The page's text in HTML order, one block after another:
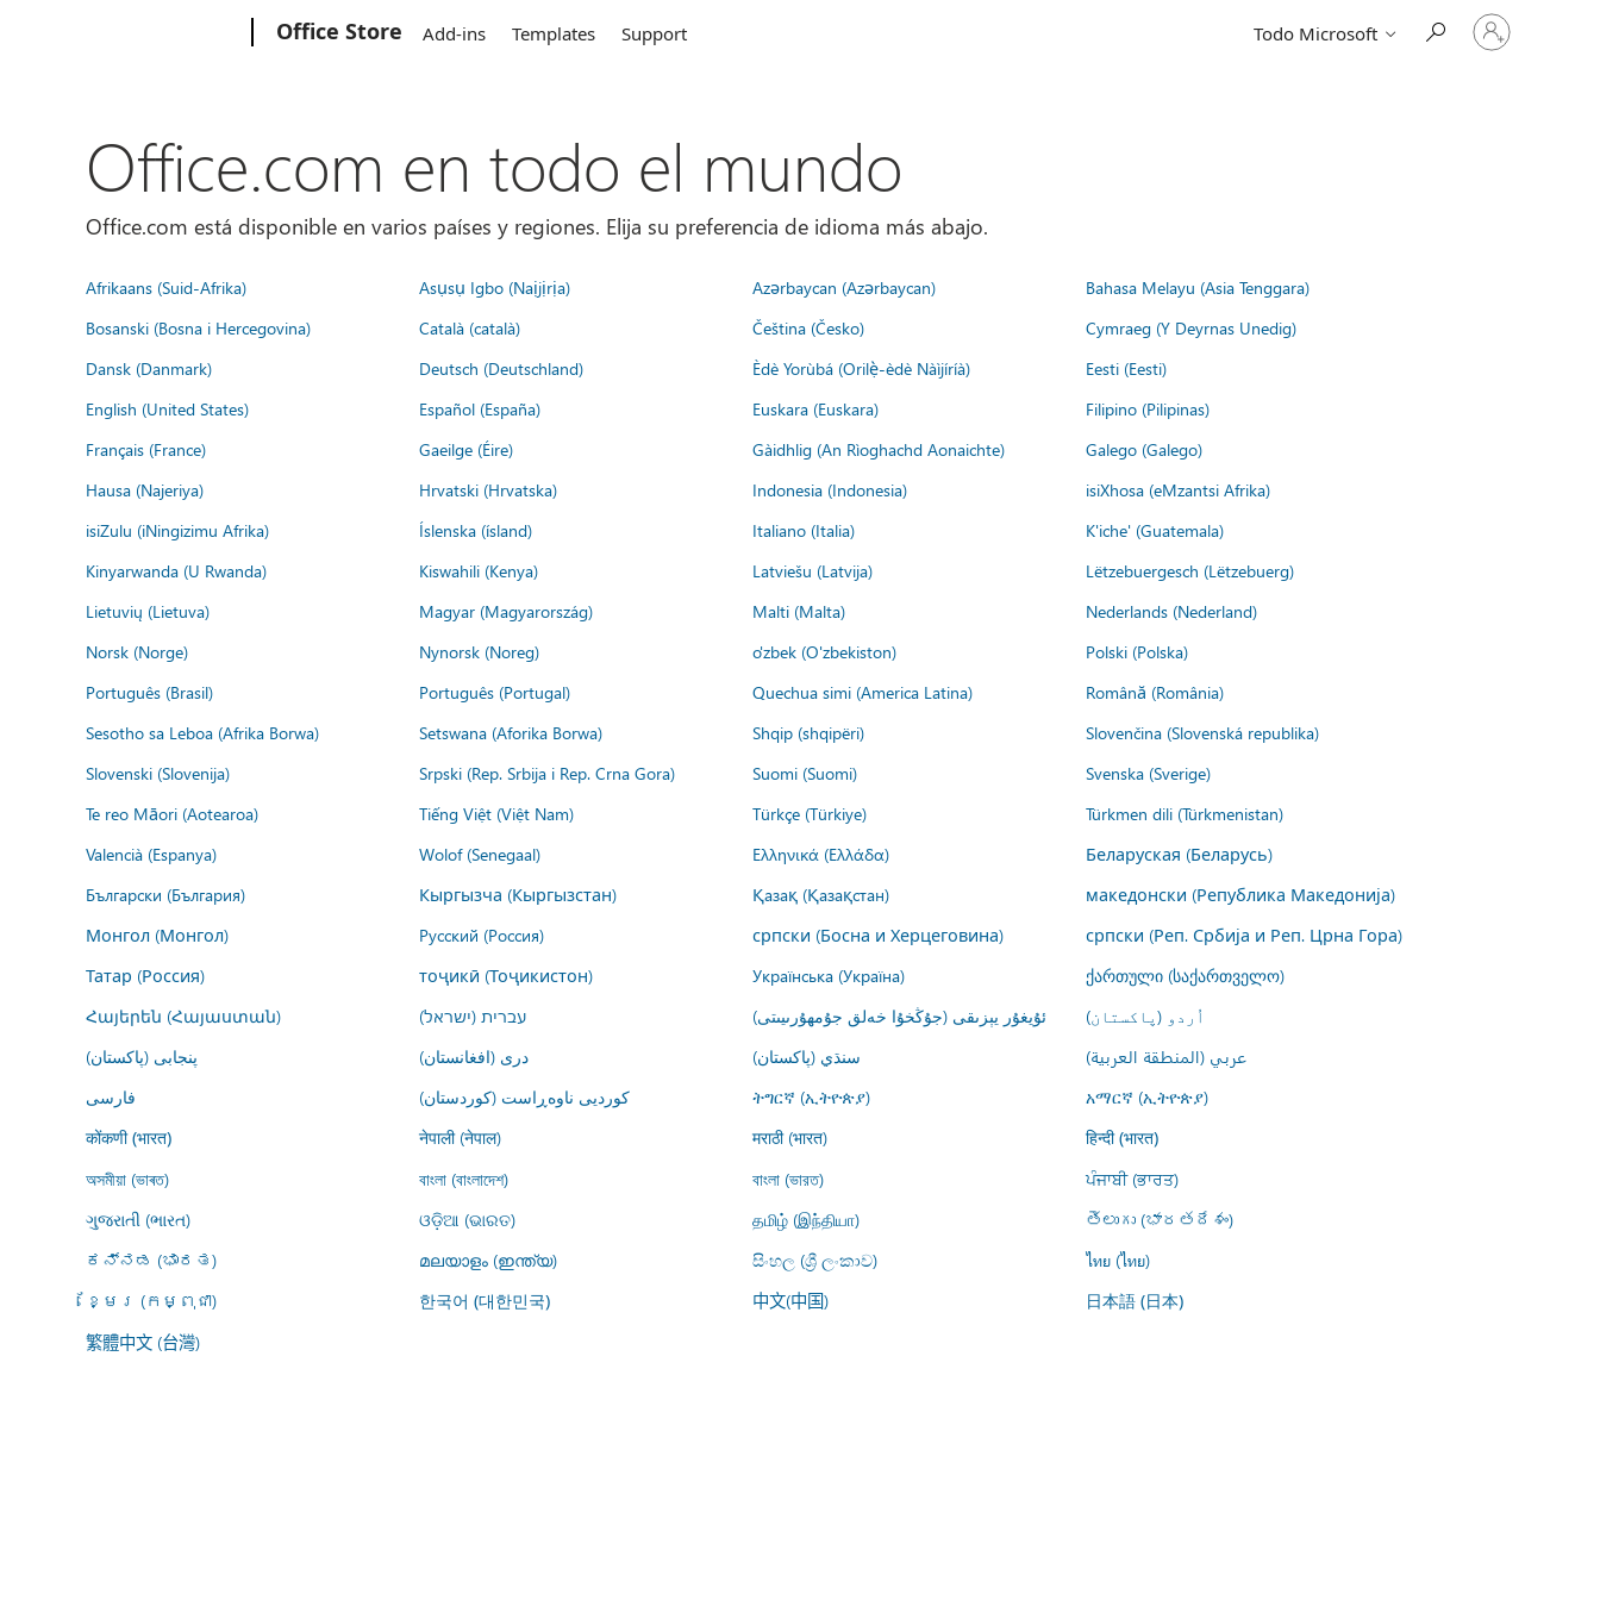
Office Store Add-ins Templates Support Todo Microsoft
Iniciar
sesión
Office.com en todo el mundo
Office.com está disponible en varios países y regiones. Elija su preferencia de idioma más abajo.
Afrikaans (Suid-Afrika) Asụsụ Igbo (Naịjịrịa) Azərbaycan (Azərbaycan)
Bahasa Melayu (Asia Tenggara)
Bosanski (Bosna i Hercegovina)
Català (català) Čeština (Česko)
Cymraeg (Y Deyrnas Unedig)
Dansk (Danmark)
Deutsch (Deutschland) Èdè Yorùbá (Orilẹ̀-èdè Nàìjíríà)
Eesti (Eesti)
English (United States)
Español (España) Euskara (Euskara)
Filipino (Pilipinas)
Français (France)
Gaeilge (Éire) Gàidhlig (An Rìoghachd Aonaichte)
Galego (Galego)
Hausa (Najeriya)
Hrvatski (Hrvatska) Indonesia (Indonesia)
isiXhosa (eMzantsi Afrika)
isiZulu (iNingizimu Afrika)
Íslenska (ísland) Italiano (Italia)
K'iche' (Guatemala)
Kinyarwanda (U Rwanda)
Kiswahili (Kenya) Latviešu (Latvija)
Lëtzebuergesch (Lëtzebuerg)
Lietuvių (Lietuva)
Magyar (Magyarország) Malti (Malta)
Nederlands (Nederland)
Norsk (Norge)
Nynorsk (Noreg) o'zbek (O'zbekiston)
Polski (Polska)
Português (Brasil)
Português (Portugal) Quechua simi (America Latina)
Română (România)
Sesotho sa Leboa (Afrika Borwa)
Setswana (Aforika Borwa) Shqip (shqipëri)
Slovenčina (Slovenská republika)
Slovenski (Slovenija)
Srpski (Rep. Srbija i Rep. Crna Gora) Suomi (Suomi)
Svenska (Sverige)
Te reo Māori (Aotearoa)
Tiếng Việt (Việt Nam) Türkçe (Türkiye)
Türkmen dili (Türkmenistan)
Valencià (Espanya)
Wolof (Senegaal) Ελληνικά (Ελλάδα)
Беларуская (Беларусь)
Български (България)
Кыргызча (Кыргызстан) Қазақ (Қазақстан)
македонски (Република Македонија)
Монгол (Монгол)
Русский (Россия) српски (Босна и Херцеговина)
српски (Реп. Србија и Реп. Црна Гора)
Татар (Россия)
тоҷикӣ (Тоҷикистон) Українська (Україна)
ქართული (საქართველო)
Հայերեն (Հայաստան)
עברית (ישראל) ئۇيغۇر يېزىقى (جۇڭخۇا خەلق جۇمھۇرىيىتى)
اُردو (پاکستان)
پنجابی (پاکستان)
درى (افغانستان) سنڌي (پاکستان)
عربي (المنطقة العربية)
فارسى
کوردیی ناوەڕاست (کوردستان) ትግርኛ (ኢትዮጵያ) አማርኛ (ኢትዮጵያ)
कोंकणी (भारत) नेपाली (नेपाल) मराठी (भारत) हिन्दी (भारत)
অসমীয়া (ভাৰত) বাংলা (বাংলাদেশ) বাংলা (ভারত)
ਪੰਜਾਬੀ (ਭਾਰਤ)
ગુજરાતી (ભારત)
ଓଡ଼ିଆ (ଭାରତ) தமிழ் (இந்தியா)
తెలుగు (భారతదేశం)
ಕನ್ನಡ (ಭಾರತ)
മലയാളം (ഇന്ത്യ) සිංහල (ශ්‍රී ලංකාව)
ไทย (ไทย)
ខ្មែរ (កម្ពុជា)
한국어 (대한민국) 中文(中国) 日本語 (日本)
繁體中文 (台灣)